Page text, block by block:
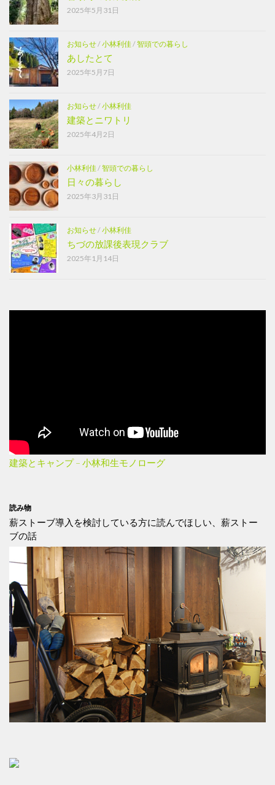
2025年5月31日
お知らせ/小林利佳/智頭での暮らし
あしたとて
2025年5月7日
お知らせ/小林利佳
建築とニワトリ
2025年4月2日
小林利佳/智頭での暮らし
日々の暮らし
2025年3月31日
お知らせ/小林利佳
ちづの放課後表現クラブ
2025年1月14日
建築とキャンプ – 小林和生モノローグ
読み物
薪ストーブ導入を検討している方に読んでほしい、薪ストー
ブの話